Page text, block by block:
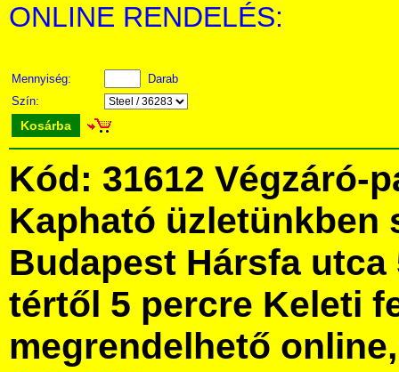
ONLINE RENDELÉS:
Mennyiség:
Darab
Szín:
Kosárba
Kód: 31612 Végzáró-
Kapható üzletünkben
Budapest Hársfa utca
tértől 5 percre Keleti
megrendelhető